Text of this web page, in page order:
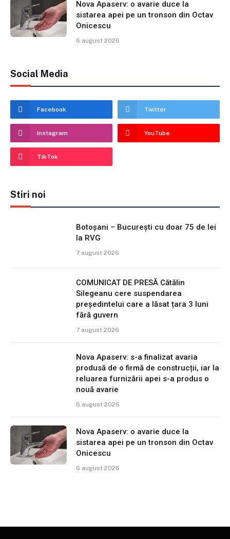
Nova Apaserv: o avarie duce la
sistarea apei pe un tronson din Octav
Onicescu
6 august 2026
Social Media
Facebook Twitter
Instagram YouTube
TikTok
Stiri noi
Botoșani – București cu doar 75 de lei
la RVG
7 august 2026
COMUNICAT DE PRESĂ Cătălin
Silegeanu cere suspendarea
președintelui care a lăsat țara 3 luni
fără guvern
7 august 2026
Nova Apaserv: s-a finalizat avaria
produsă de o firmă de construcții, iar la
reluarea furnizării apei s-a produs o
nouă avarie
6 august 2026
Nova Apaserv: o avarie duce la
sistarea apei pe un tronson din Octav
Onicescu
6 august 2026